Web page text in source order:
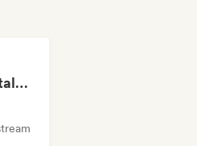
Rob Tavaglione/Catalyst Recording